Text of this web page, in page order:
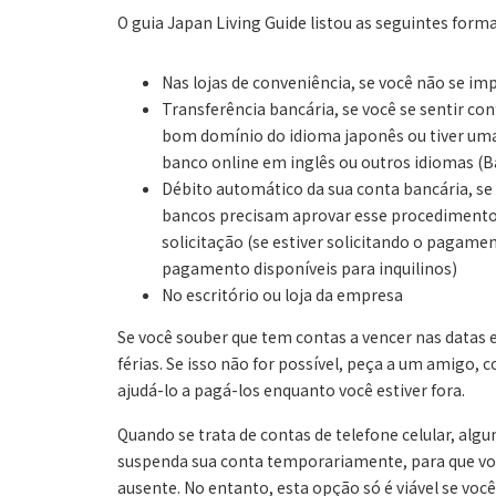
O guia Japan Living Guide listou as seguintes
Nas lojas de conveniência, se você não se
Transferência bancária, se você se sentir
bom domínio do idioma japonês ou tiver
banco online em inglês ou outros idiomas
Débito automático da sua conta bancária,
bancos precisam aprovar esse
solicitação (se estiver solicitando o
pagamento disponíveis para inquilinos)
No escritório ou loja da empresa
Se você souber que tem contas a vencer nas
férias. Se isso não for possível, peça a um
ajudá-lo a pagá-los enquanto você estiver fora.
Quando se trata de contas de telefone celular,
suspenda sua conta temporariamente, para que
ausente. No entanto, esta opção só é viável se